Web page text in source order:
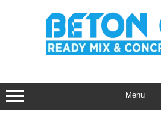
Menu